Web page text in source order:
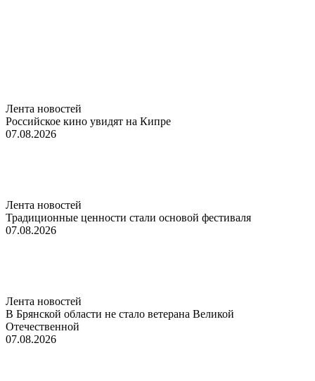
Лента новостей
Российское кино увидят на Кипре
07.08.2026
Лента новостей
Традиционные ценности стали основой фестиваля
07.08.2026
Лента новостей
В Брянской области не стало ветерана Великой
Отечественной
07.08.2026